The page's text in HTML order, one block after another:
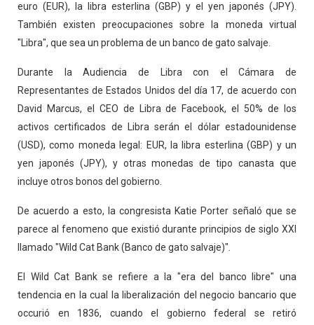
euro (EUR), la libra esterlina (GBP) y el yen japonés (JPY).
También existen preocupaciones sobre la moneda virtual
"Libra", que sea un problema de un banco de gato salvaje.
Durante la Audiencia de Libra con el Cámara de
Representantes de Estados Unidos del día 17, de acuerdo con
David Marcus, el CEO de Libra de Facebook, el 50% de los
activos certificados de Libra serán el dólar estadounidense
(USD), como moneda legal: EUR, la libra esterlina (GBP) y un
yen japonés (JPY), y otras monedas de tipo canasta que
incluye otros bonos del gobierno.
De acuerdo a esto, la congresista Katie Porter señaló que se
parece al fenomeno que existió durante principios de siglo XXl
llamado "Wild Cat Bank (Banco de gato salvaje)".
El Wild Cat Bank se refiere a la "era del banco libre" una
tendencia en la cual la liberalización del negocio bancario que
occurió en 1836, cuando el gobierno federal se retiró